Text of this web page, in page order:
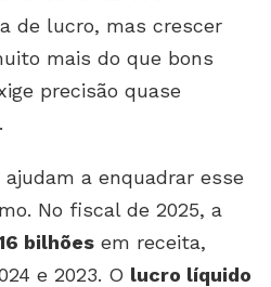
de lucro, mas crescer
mais do que bons
precisão quase
a enquadrar esse
No fiscal de 2025, a
bilhões em receita,
e 2023. O lucro líquido